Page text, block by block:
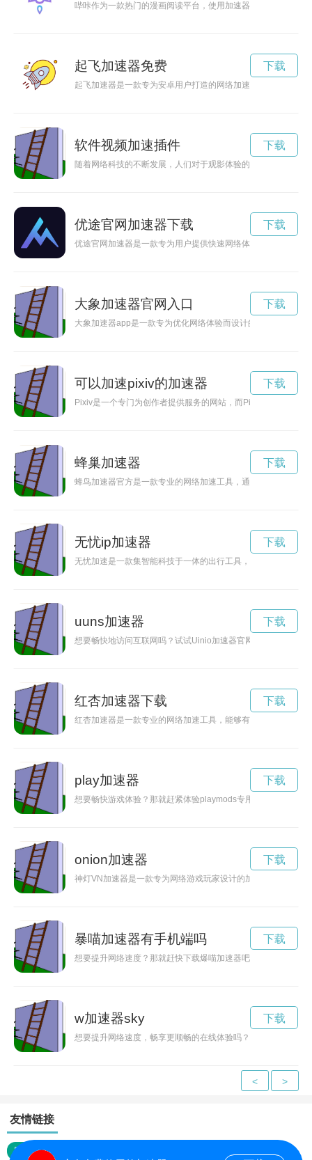
哔咔作为一款热门的漫画阅读平台，使用加速器可以帮助加快
起飞加速器免费
起飞加速器是一款专为安卓用户打造的网络加速应用，能够帮
下载
软件视频加速插件
随着网络科技的不断发展，人们对于观影体验的要求也越来越
下载
优途官网加速器下载
优途官网加速器是一款专为用户提供快速网络体验的工具，能
下载
大象加速器官网入口
大象加速器app是一款专为优化网络体验而设计的应用程序，
下载
可以加速pixiv的加速器
Pixiv是一个专门为创作者提供服务的网站，而Pixiv的加速器可
下载
蜂巢加速器
蜂鸟加速器官方是一款专业的网络加速工具，通过VPN技术，
下载
无忧ip加速器
无忧加速是一款集智能科技于一体的出行工具，让人们能够更
下载
uuns加速器
想要畅快地访问互联网吗？试试Uinio加速器官网，让你在网络
下载
红杏加速器下载
红杏加速器是一款专业的网络加速工具，能够有效优化网络连
下载
play加速器
想要畅快游戏体验？那就赶紧体验playmods专用加速器吧！它
下载
onion加速器
神灯VN加速器是一款专为网络游戏玩家设计的加速器工具，能
下载
暴喵加速器有手机端吗
想要提升网络速度？那就赶快下载爆喵加速器吧！本文将为您
下载
w加速器sky
想要提升网络速度，畅享更顺畅的在线体验吗？不妨下载
下载
< >
友情链接
网站地图